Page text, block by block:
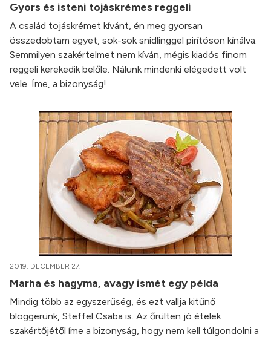
Gyors és isteni tojáskrémes reggeli
A család tojáskrémet kívánt, én meg gyorsan
összedobtam egyet, sok-sok snidlinggel pirítóson kínálva.
Semmilyen szakértelmet nem kíván, mégis kiadós finom
reggeli kerekedik belőle. Nálunk mindenki elégedett volt
vele. Íme, a bizonyság!
2019. DECEMBER 27.
Marha és hagyma, avagy ismét egy példa
Mindig több az egyszerűség, és ezt vallja kitűnő
bloggerünk, Steffel Csaba is. Az őrülten jó ételek
szakértőjétől íme a bizonyság, hogy nem kell túlgondolni a